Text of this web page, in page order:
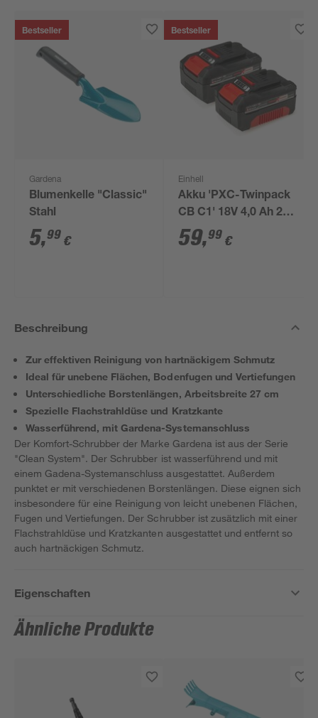
Bestseller
Gardena
Blumenkelle "Classic"
Stahl
5,99 €
Bestseller
Einhell
Akku 'PXC-Twinpack
CB C1' 18V 4,0 Ah 2
Stück
59,99 €
Beschreibung
Zur effektiven Reinigung von hartnäckigem Schmutz
Ideal für unebene Flächen, Bodenfugen und Vertiefungen
Unterschiedliche Borstenlängen, Arbeitsbreite 27 cm
Spezielle Flachstrahldüse und Kratzkante
Wasserführend, mit Gardena-Systemanschluss
Der Komfort-Schrubber der Marke Gardena ist aus der Serie
"Clean System". Der Schrubber ist wasserführend und mit
einem Gadena-Systemanschluss ausgestattet. Außerdem
punktet er mit verschiedenen Borstenlängen. Diese eignen sich
insbesondere für eine Reinigung von leicht unebenen Flächen,
Fugen und Vertiefungen. Der Schrubber ist zusätzlich mit einer
Flachstrahldüse und Kratzkanten ausgestattet und entfernt so
auch hartnäckigen Schmutz.
Eigenschaften
Ähnliche Produkte